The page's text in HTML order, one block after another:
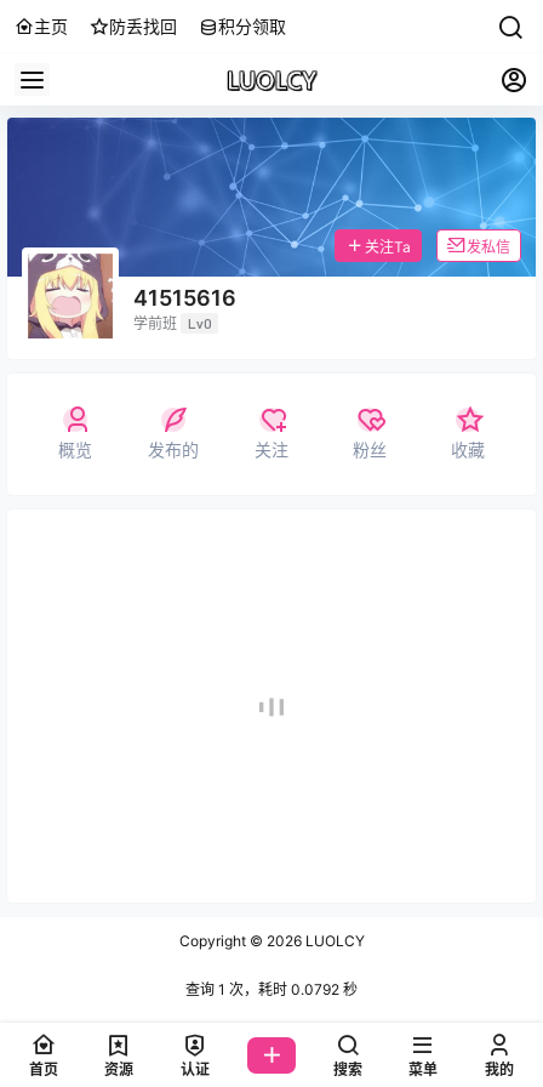
主页 防丢找回 积分领取
41515616
学前班 Lv0
关注Ta 发私信
概览 发布的 关注 粉丝 收藏
Copyright © 2026LUOLCY
查询 1 次，耗时 0.0792 秒
首页 资源 认证 搜索 菜单 我的